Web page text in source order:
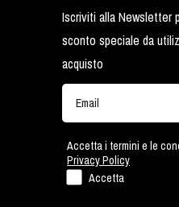
Iscriviti alla Newsletter
sconto speciale da
acquisto
Accetta i termini e le
Privacy Policy
Accetta